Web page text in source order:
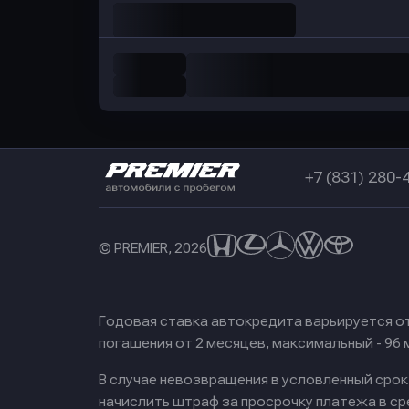
+7 (831) 280-
© PREMIER, 2026
Годовая ставка автокредита варьируется
погашения от 2 месяцев, максимальный - 96
В случае невозвращения в условленный
начислить штраф за просрочку платежа в